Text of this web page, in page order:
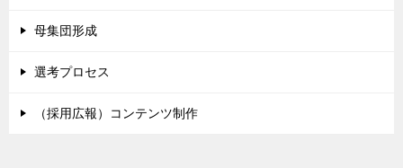
母集団形成
選考プロセス
（採用広報）コンテンツ制作